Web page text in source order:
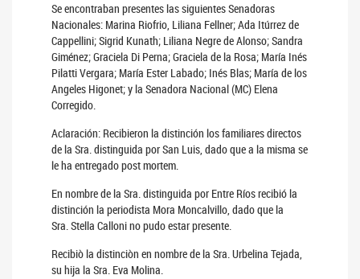
Se encontraban presentes las siguientes Senadoras
Nacionales: Marina Riofrio, Liliana Fellner; Ada Itúrrez de
Cappellini; Sigrid Kunath; Liliana Negre de Alonso; Sandra
Giménez; Graciela Di Perna; Graciela de la Rosa; María Inés
Pilatti Vergara; María Ester Labado; Inés Blas; María de los
Angeles Higonet; y la Senadora Nacional (MC) Elena
Corregido.
Aclaración: Recibieron la distinción los familiares directos
de la Sra. distinguida por San Luis, dado que a la misma se
le ha entregado post mortem.
En nombre de la Sra. distinguida por Entre Ríos recibió la
distinción la periodista Mora Moncalvillo, dado que la
Sra. Stella Calloni no pudo estar presente.
Recibiò la distinciòn en nombre de la Sra. Urbelina Tejada,
su hija la Sra. Eva Molina.